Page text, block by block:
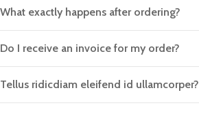
What exactly happens after ordering?
Do I receive an invoice for my order?
Tellus ridicdiam eleifend id ullamcorper?